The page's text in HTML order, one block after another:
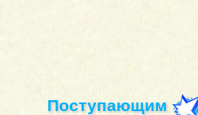
Поступающим